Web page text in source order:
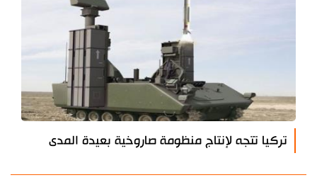
تركيا تتجه لإنتاج منظومة صاروخية بعيدة المدى